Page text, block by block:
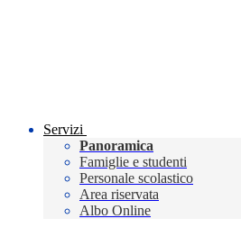
Servizi
Panoramica
Famiglie e studenti
Personale scolastico
Area riservata
Albo Online